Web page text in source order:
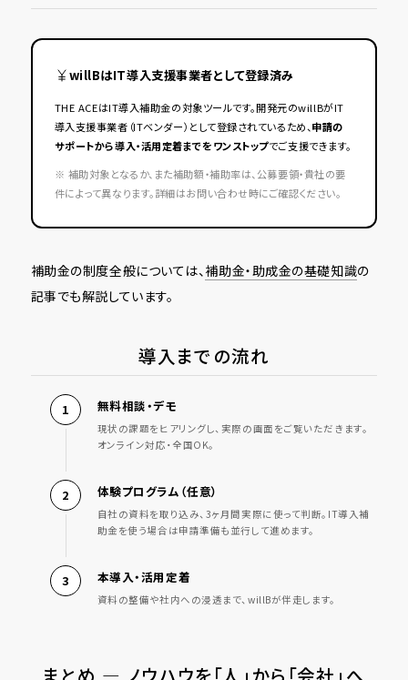
willBはIT導入支援事業者として登録済み
THE ACEはIT導入補助金の対象ツールです。開発元のwillBがIT
導入支援事業者（ITベンダー）として登録されているため、申請の
サポートから導入・活用定着までをワンストップでご支援できます。
※ 補助対象となるか、また補助額・補助率は、公募要領・貴社の要
件によって異なります。詳細はお問い合わせ時にご確認ください。
補助金の制度全般については、補助金・助成金の基礎知識の
記事でも解説しています。
導入までの流れ
無料相談・デモ
現状の課題をヒアリングし、実際の画面をご覧いただきます。
オンライン対応・全国OK。
体験プログラム（任意）
自社の資料を取り込み、3ヶ月間実際に使って判断。IT導入補
助金を使う場合は申請準備も並行して進めます。
本導入・活用定着
資料の整備や社内への浸透まで、willBが伴走します。